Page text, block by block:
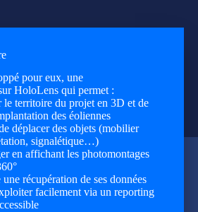
pour eux, une
HoloLens qui permet :
le territoire du projet en 3D et de
des éoliennes
déplacer des objets (mobilier
signalétique…)
en affichant les photomontages
une récupération de ses données
facilement via un reporting